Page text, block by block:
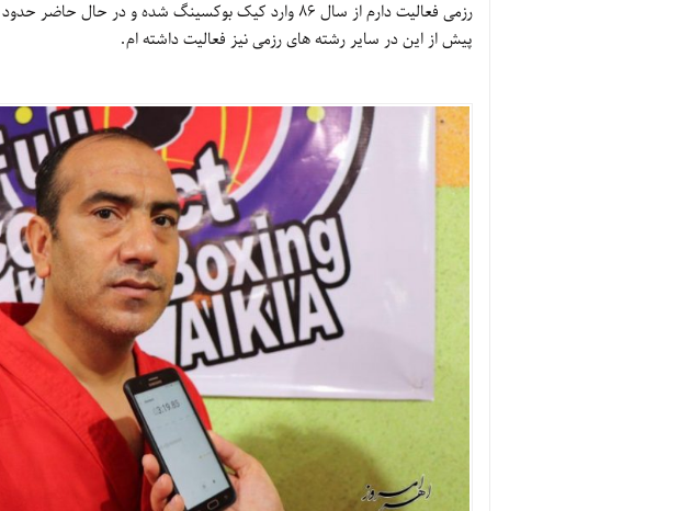
پیش از این در سایر رشته های رزمی نیز فعالیت داشته ام.